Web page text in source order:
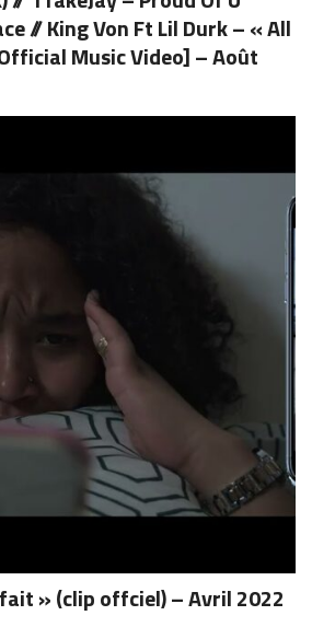
// King Von Ft Lil Durk – « All
Music Video] – Août
» (clip offciel) – Avril 2022